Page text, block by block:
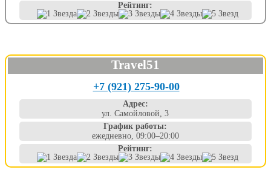
Рейтинг:
Travel51
+7 (921) 275-90-00
Адрес:
ул. Самойловой, 3
График работы:
ежедневно, 09:00–20:00
Рейтинг: